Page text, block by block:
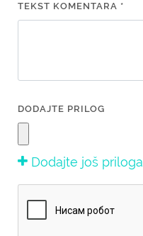
TEKST KOMENTARA *
DODAJTE PRILOG
Dodajte još priloga